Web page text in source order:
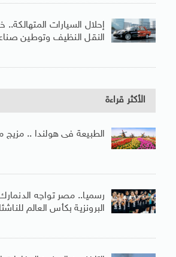
إحلال السيارات
النقل النظيف وتوطين
الأكثر قراءة
الطبيعة فى هولندا .. مزيج
رسميا.. مصر تواجه
البرونزية بكأس العالم